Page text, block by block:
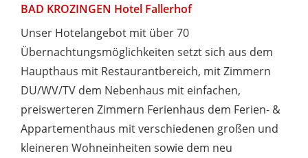
BAD KROZINGEN Hotel Fallerhof
Unser Hotelangebot mit über 70
Übernachtungsmöglichkeiten setzt sich aus dem
Haupthaus mit Restaurantbereich, mit Zimmern
DU/WV/TV dem Nebenhaus mit einfachen,
preiswerteren Zimmern Ferienhaus dem Ferien- &
Appartementhaus mit verschiedenen großen und
kleineren Wohneinheiten sowie dem neu